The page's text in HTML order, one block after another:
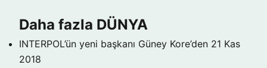
Daha fazla DÜNYA
INTERPOL’ün yeni başkanı Güney Kore’den 21 Kas
2018